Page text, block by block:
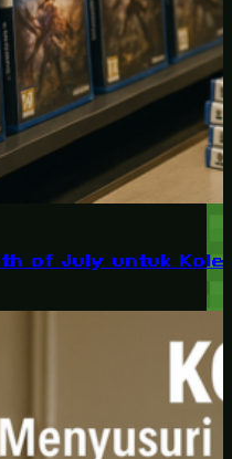
of July untuk